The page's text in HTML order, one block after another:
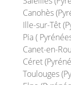
Canohès
Ille-sur-Têt
Pia (
Canet-en-
Céret
Toulouges